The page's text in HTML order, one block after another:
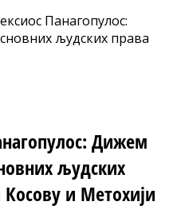
Панагопулос:
људских права
Дижем
људских
и Метохији